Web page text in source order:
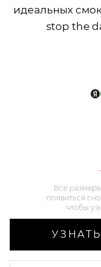
идеальных
stop the
Все
появиться
чтобы